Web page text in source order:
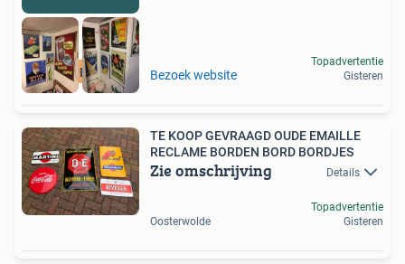
RECLAMEBORDEN Bezoek website
Topadvertentie
Gisteren
TE KOOP GEVRAAGD OUDE EMAILLE
RECLAME BORDEN BORD BORDJES
Zie omschrijving Details
Oosterwolde
Topadvertentie
Gisteren